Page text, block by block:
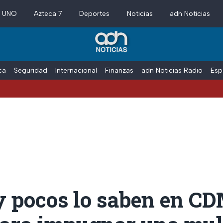
Azteca 7 Deportes Noticias adn Noticias
Seguridad Internacional Finanzas adn Noticias Radio
pocos lo saben en